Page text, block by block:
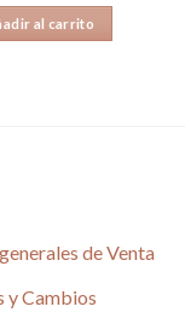
original
era:
al carrito
de Venta
y Cambios